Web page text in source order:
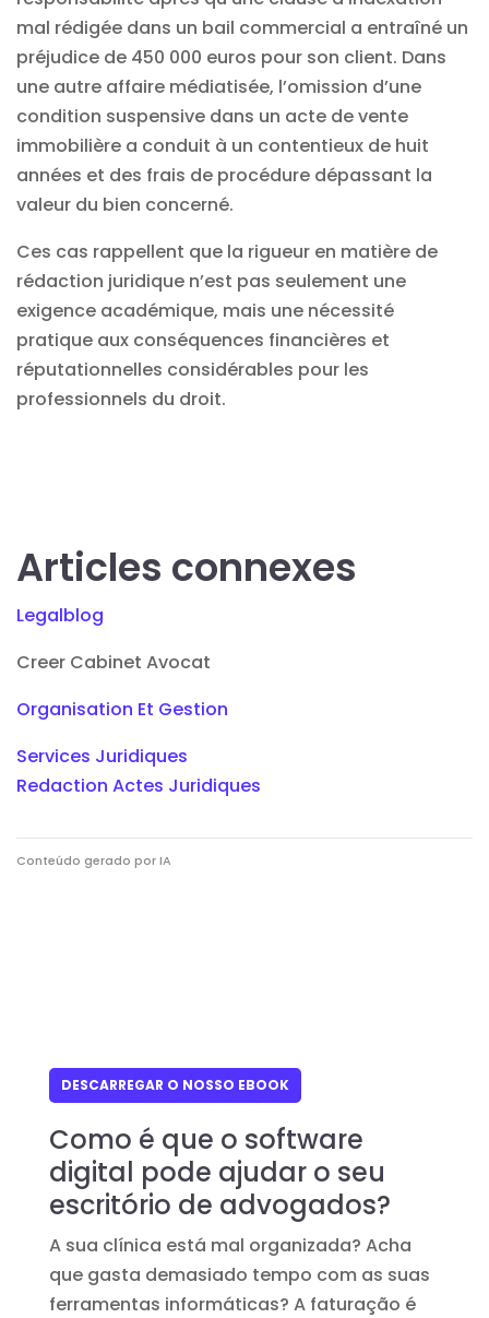
mal rédigée dans un bail commercial a entraîné un
préjudice de 450 000 euros pour son client. Dans
une autre affaire médiatisée, l’omission d’une
condition suspensive dans un acte de vente
immobilière a conduit à un contentieux de huit
années et des frais de procédure dépassant la
valeur du bien concerné.
Ces cas rappellent que la rigueur en matière de
rédaction juridique n’est pas seulement une
exigence académique, mais une nécessité
pratique aux conséquences financières et
réputationnelles considérables pour les
professionnels du droit.
Articles connexes
Legalblog
Creer Cabinet Avocat
Organisation Et Gestion
Services Juridiques
Redaction Actes Juridiques
Conteúdo gerado por IA
DESCARREGAR O NOSSO EBOOK
Como é que o software
digital pode ajudar o seu
escritório de advogados?
A sua clínica está mal organizada? Acha
que gasta demasiado tempo com as suas
ferramentas informáticas? A faturação é